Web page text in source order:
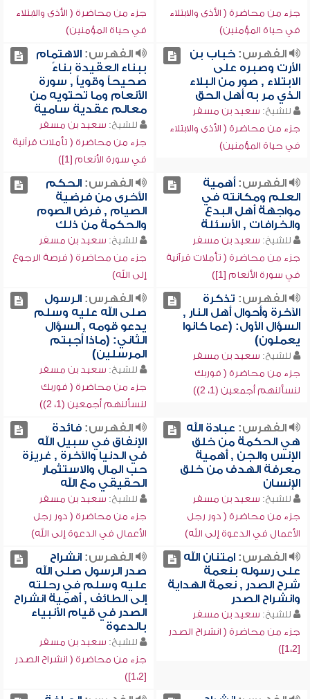
جزء من محاضرة ( الأذى والابتلاء
في حياة المؤمنين)
جزء من محاضرة ( الأذى والابتلاء
في حياة المؤمنين)
الفهرس:خباب بن
الأرت وصبره على
الابتلاء , صور من البلاء
الذي مر به أهل الحق
للشيخ: سعيد بن مسفر
جزء من محاضرة ( الأذى والابتلاء
في حياة المؤمنين)
الفهرس:الاهتمام
ببناء العقيدة بناءً
صحيحاً وقوياً , سورة
الأنعام وما تحتويه من
معالم عقدية سامية
للشيخ: سعيد بن مسفر
جزء من محاضرة ( تأملات قرآنية
في سورة الأنعام [1])
الفهرس:أهمية
العلم ومكانته في
مواجهة أهل البدع
والخرافات , الأسئلة
للشيخ: سعيد بن مسفر
جزء من محاضرة ( تأملات قرآنية
في سورة الأنعام [1])
الفهرس:الحكم
الأخرى من فرضية
الصيام , فرض الصوم
والحكمة من ذلك
للشيخ: سعيد بن مسفر
جزء من محاضرة ( فرصة الرجوع
إلى الله)
الفهرس: تذكرة
الآخرة وأحوال أهل النار ,
السؤال الأول: (عما كانوا
يعملون)
للشيخ: سعيد بن مسفر
جزء من محاضرة ( فوربك
لنسألنهم أجمعين (1، 2))
الفهرس:الرسول
صلى الله عليه وسلم
يدعو قومه , السؤال
الثاني: (ماذا أجبتم
المرسلين)
للشيخ: سعيد بن مسفر
جزء من محاضرة ( فوربك
لنسألنهم أجمعين (1، 2))
الفهرس: عبادة الله
هي الحكمة من خلق
الإنس والجن , أهمية
معرفة الهدف من خلق
الإنسان
للشيخ: سعيد بن مسفر
جزء من محاضرة ( دور رجل
الأعمال في الدعوة إلى الله)
الفهرس:فائدة
الإنفاق في سبيل الله
في الدنيا والآخرة , غريزة
حب المال والاستثمار
الحقيقي مع الله
للشيخ: سعيد بن مسفر
جزء من محاضرة ( دور رجل
الأعمال في الدعوة إلى الله)
الفهرس:امتنان الله
على رسوله بنعمة
شرح الصدر , نعمة الهداية
وانشراح الصدر
للشيخ: سعيد بن مسفر
جزء من محاضرة ( انشراح الصدر
[1،2])
الفهرس:انشراح
صدر الرسول صلى الله
عليه وسلم في رحلته
إلى الطائف , أهمية انشراح
الصدر في قيام الأنبياء
بالدعوة
للشيخ: سعيد بن مسفر
جزء من محاضرة ( انشراح الصدر
[1،2])